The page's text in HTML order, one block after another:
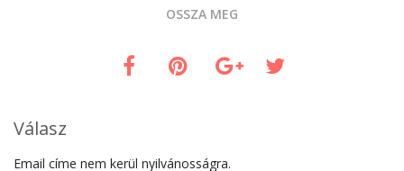
OSSZA MEG
Válasz
Email címe nem kerül nyilvánosságra.